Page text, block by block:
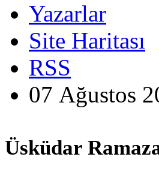
Yazarlar
Site Haritası
RSS
07 Ağustos
Üsküdar